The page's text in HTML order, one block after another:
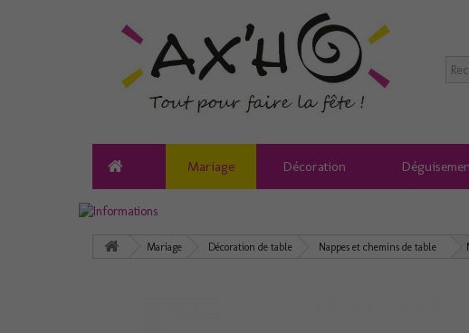
Mariage Décoration
Mariage Décoration de table Nappes et chemins de table